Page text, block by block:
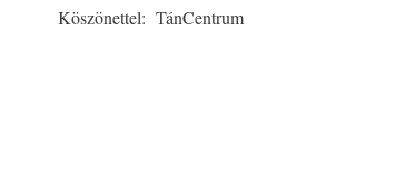
Köszönettel: TánCentrum